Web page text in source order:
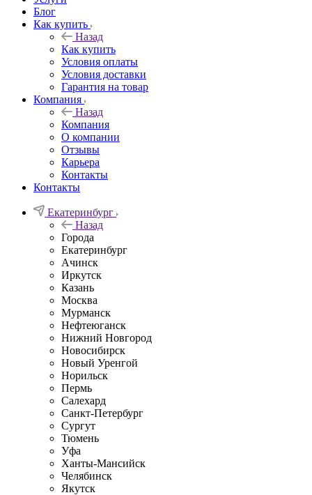
Блог
Как купить
Назад
Как купить
Условия оплаты
Условия доставки
Гарантия на товар
Компания
Назад
Компания
О компании
Отзывы
Карьера
Контакты
Контакты
Екатеринбург
Назад
Города
Екатеринбург
Ачинск
Иркутск
Казань
Москва
Мурманск
Нефтеюганск
Нижний Новгород
Новосибирск
Новый Уренгой
Норильск
Пермь
Салехард
Санкт-Петербург
Сургут
Тюмень
Уфа
Ханты-Мансийск
Челябинск
Якутск